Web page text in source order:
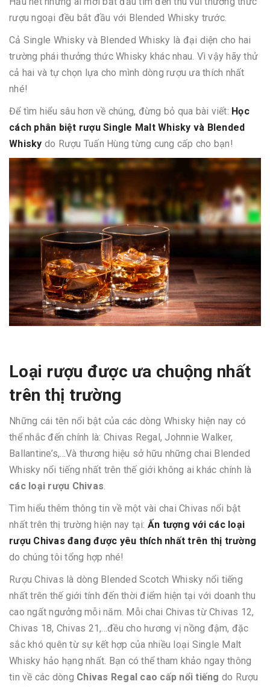
rượu ngoại đều bắt đầu với Blended Whisky trước.
Cả Single Whisky và Blended Whisky là đại diện cho hai
trường phái thưởng thức Whisky khác nhau. Vì vậy hãy thử
cả hai và tự chọn lựa cho mình dòng rượu ưa thích nhất
nhé!
Để tìm hiểu sâu hơn về chúng, đừng bỏ qua bài viết: Học
cách phân biệt rượu Single Malt Whisky và Blended
Whisky do Rượu Tuấn Hùng từng cung cấp cho bạn!
Loại rượu được ưa chuộng nhất
trên thị trường
Những cái tên nổi bật của các dòng Whisky hiện nay có
thể nhắc đến chính là: Chivas Regal, Johnnie Walker,
Ballantine’s,...Và thương hiệu sở hữu những chai Blended
Whisky nổi tiếng nhất trên thế giới không ai khác chính là
các loại rượu Chivas.
Tìm hiểu thêm thông tin về một vài chai Chivas nổi bật
nhất trên thị trường hiện nay tại: Ấn tượng với các loại
rượu Chivas đang được yêu thích nhất trên thị trường
do chúng tôi tổng hợp nhé!
Rượu Chivas là dòng Blended Scotch Whisky nổi tiếng
nhất trên thế giới tính đến thời điểm hiện tại với doanh thu
cao ngất ngưởng mỗi năm. Mỗi chai Chivas từ Chivas 12,
Chivas 18, Chivas 21,...đều cho hương vị nồng đậm, đặc
sắc khó quên từ sự kết hợp của nhiều loại Single Malt
Whisky hảo hạng nhất. Bạn có thể tham khảo ngay thông
tin về các dòng Chivas Regal cao cấp nổi tiếng do Rượu